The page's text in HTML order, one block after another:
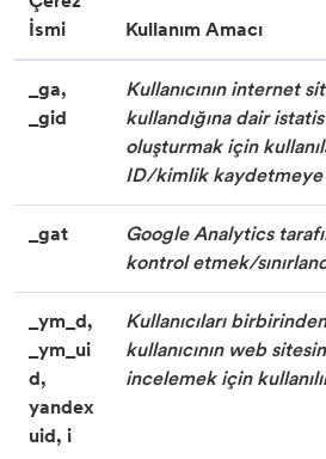
İsmi
Kullanım Amacı
_ga,
_gid
Kullanıcının internet
kullandığına dair
oluşturmak için
ID/kimlik kaydetmeye
_gat
Google Analytics
kontrol etmek/
_ym_d,
_ym_ui
d,
yandex
uid, i
Kullanıcıları
kullanıcının web
incelemek için